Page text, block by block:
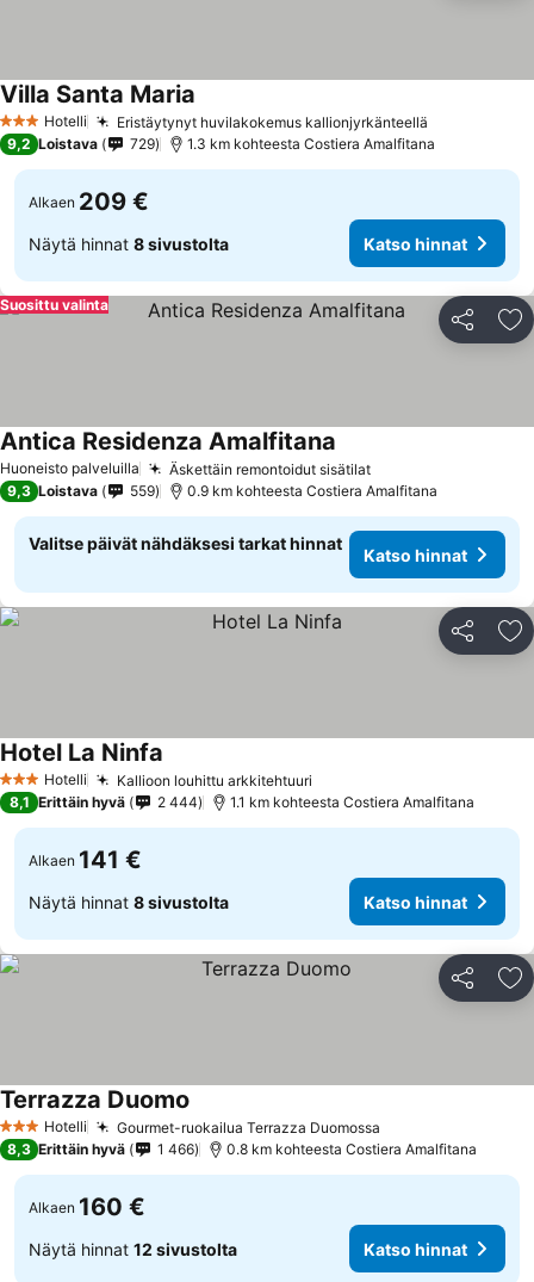
3 Tähtiluokitus
Hotelli Eristäytynyt huvilakokemus kallionjyrkänteellä
Villa Santa Maria
9,2 Loistava 729 1.3 km kohteesta Costiera Amalfitana
Alkaen 209 €
Näytä hinnat 8 sivustolta Katso hinnat
Jaa
Suosittu valinta
Huoneisto palveluilla Äskettäin remontoidut sisätilatKatso hinnat
Antica Residenza Amalfitana
9,3 Loistava 559 0.9 km kohteesta Costiera Amalfitana
Valitse päivät nähdäksesi tarkat hinnat
Katso hinnat
Jaa
3 Tähtiluokitus
Hotelli Kallioon louhittu arkkitehtuuri
Hotel La Ninfa
8,1 Erittäin hyvä 2 444 1.1 km kohteesta Costiera Amalfitana
Alkaen 141 €
Näytä hinnat 8 sivustolta Katso hinnat
Jaa
3 Tähtiluokitus
Hotelli Gourmet-ruokailua Terrazza Duomossa
Terrazza Duomo
8,3 Erittäin hyvä 1 466 0.8 km kohteesta Costiera Amalfitana
Alkaen 160 €
Näytä hinnat 12 sivustolta Katso hinnat